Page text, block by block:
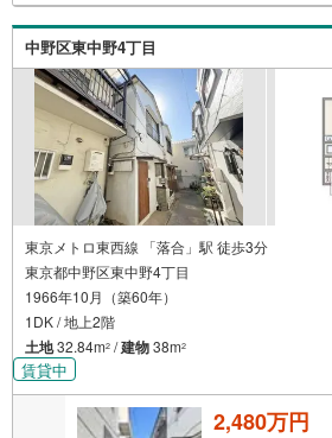
合は「室内・現地を見学する（
の日時をご記入いただけますとス
す。【ウィル不動産販売はここが
精通したローン専門部署がありま
リフォーム部門も社内にあります
中野区東中野4丁目
東京メトロ東西線 「落合」駅 徒歩3分
東京都中野区東中野4丁目
1966年10月（築60年）
1DK / 地上2階
土地32.84m2 /建物38m2
賃貸中
2,480万円